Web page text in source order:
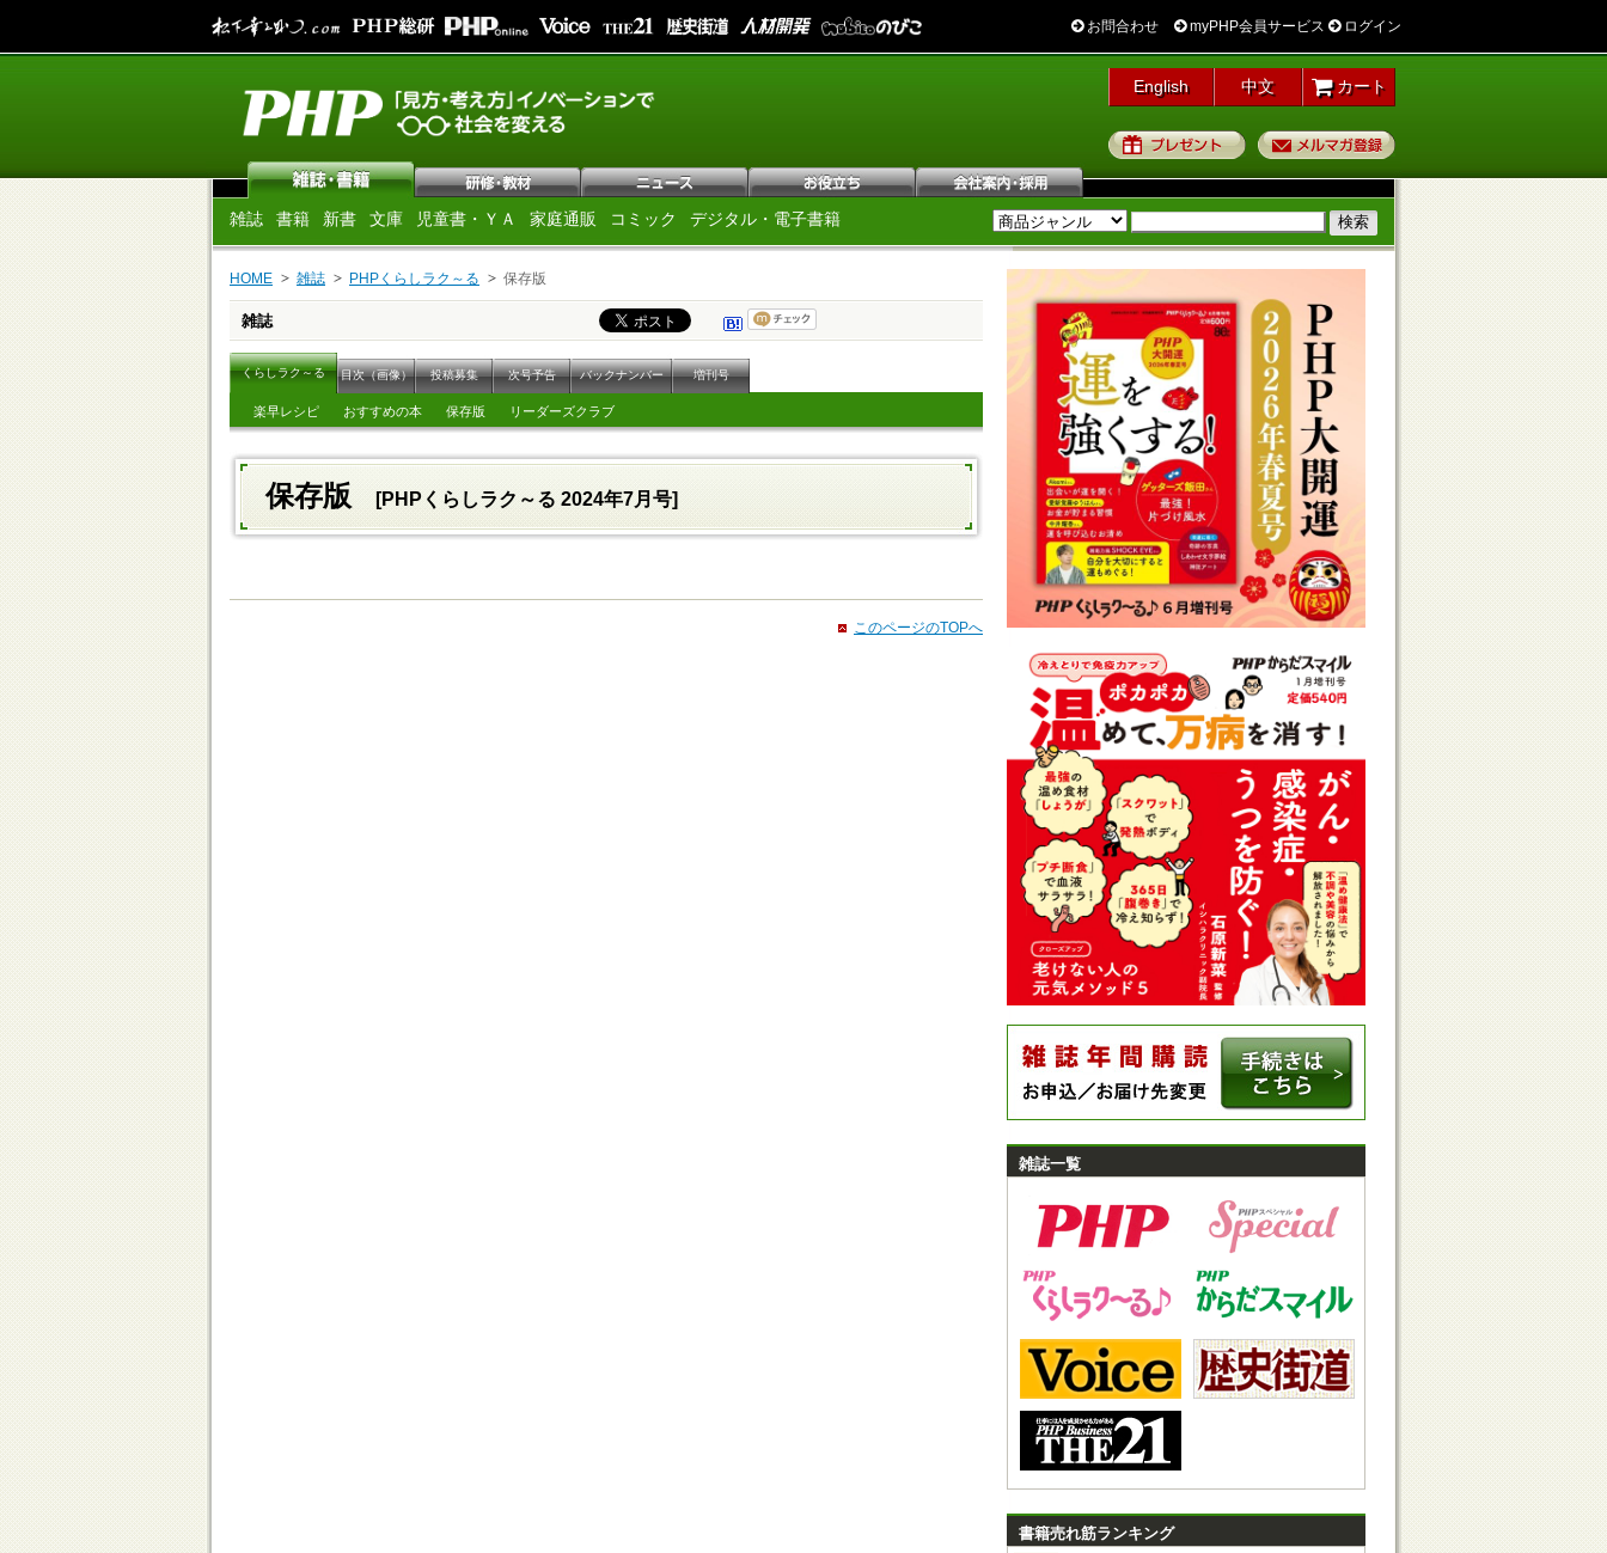
お問合わせ myPHP会員サービス ログイン
English 中文 カート
プレゼント
雑誌 書籍 新書 文庫 児童書・ＹＡ 家庭通販 コミック デジタル・電子書籍
HOME 雑誌 PHPくらしラク～る 保存版
雑誌
くらしラク～る 目次（画像） 投稿募集 次号予告 バックナンバー 増刊号
楽早レシピ おすすめの本 保存版 リーダーズクラブ
保存版 [PHPくらしラク～る 2024年7月号]
このページのTOPへ
雑誌一覧
書籍売れ筋ランキング